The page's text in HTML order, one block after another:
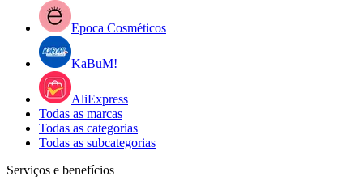
Epoca Cosméticos
KaBuM!
AliExpress
Todas as marcas
Todas as categorias
Todas as subcategorias
Serviços e benefícios